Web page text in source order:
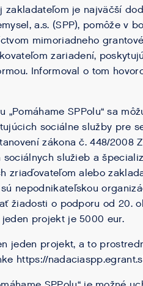
zakladateľom je najväčší
a.s. (SPP), pomôže v
mimoriadneho
zariadení,
Informoval o tom
SPPolu“ sa
sociálne služby pre
zákona č. 448/2008
služieb a
zriaďovateľom alebo
nepodnikateľskou
žiadosti o podporu od 20.
projekt je 5000 eur.
jeden projekt, a to
https://